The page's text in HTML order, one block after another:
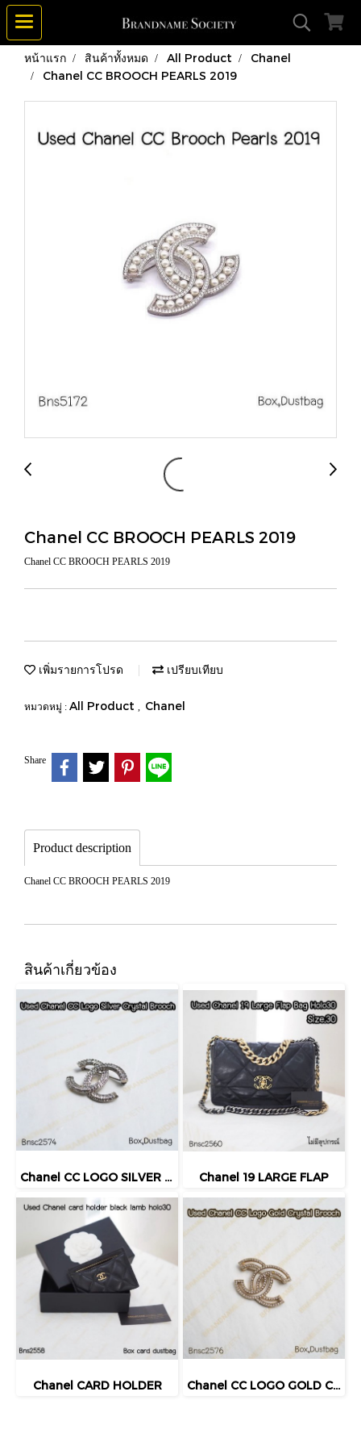
หน้าแรก สินค้าทั้งหมด All Product
Chanel
Chanel CC BROOCH PEARLS 2019
Chanel CC BROOCH PEARLS 2019
Chanel CC BROOCH PEARLS 2019
เพิ่มรายการโปรด เปรียบเทียบ
หมวดหมู่ : All Product , Chanel
Share
Product description
Chanel CC BROOCH PEARLS 2019
สินค้าเกี่ยวข้อง
Chanel CC LOGO SILVER CRYSTAL BROOCH Chanel 19 LARGE FLAP
Chanel CARD HOLDER Chanel CC LOGO GOLD CRYSTAL BROOCH